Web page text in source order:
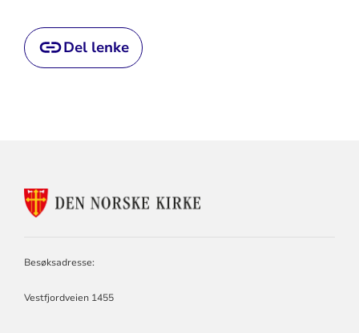
Del lenke
KONTAKTINFORMASJON
FOR
Besøksadresse:
Vestfjordveien 1455